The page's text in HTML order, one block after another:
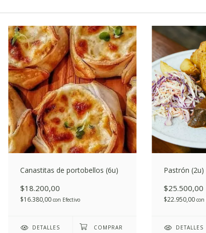
Canastitas de portobellos (6u)
$18.200,00
$16.380,00 con Efectivo
DETALLES
Pastrón (2u)
$25.500,00
$22.950,00 con
DETALLES